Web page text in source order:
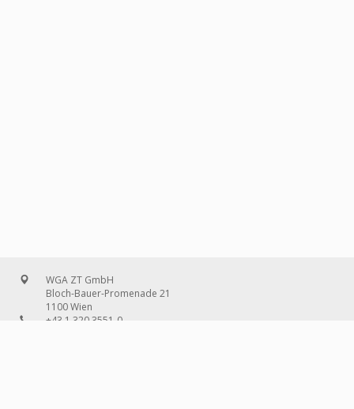
WGA ZT GmbH
Bloch-Bauer-Promenade 21
1100 Wien
+43 1 320 3551-0